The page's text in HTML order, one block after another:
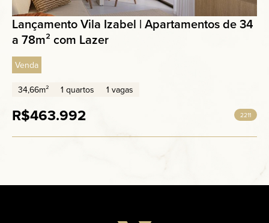
Lançamento Vila Izabel | Apartamentos de 34
a 78m² com Lazer
Venda
34,66m² 1 quartos 1 vagas
R$463.992 2211